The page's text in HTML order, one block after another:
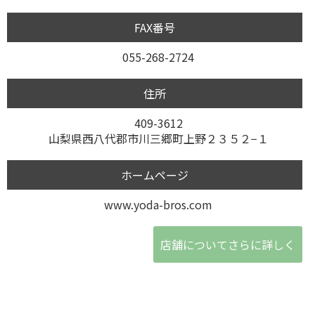
FAX番号
055-268-2724
住所
409-3612
山梨県西八代郡市川三郷町上野２３５２−１
ホームページ
www.yoda-bros.com
店舗についてさらに詳しく